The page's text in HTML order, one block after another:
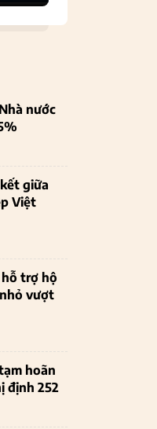
nước
giữa
Việt
trợ hộ
vượt
hoãn
định 252